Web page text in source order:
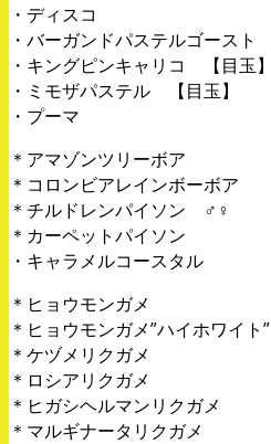
・ディスコ
・バーガンドパステルゴースト
・キングピンキャリコ 【目玉】
・ミモザパステル 【目玉】
・プーマ
＊アマゾンツリーボア
＊コロンビアレインボーボア
＊チルドレンパイソン ♂♀
＊カーペットパイソン
・キャラメルコースタル
＊ヒョウモンガメ
＊ヒョウモンガメ”ハイホワイト”
＊ケヅメリクガメ
＊ロシアリクガメ
＊ヒガシヘルマンリクガメ
＊マルギナータリクガメ